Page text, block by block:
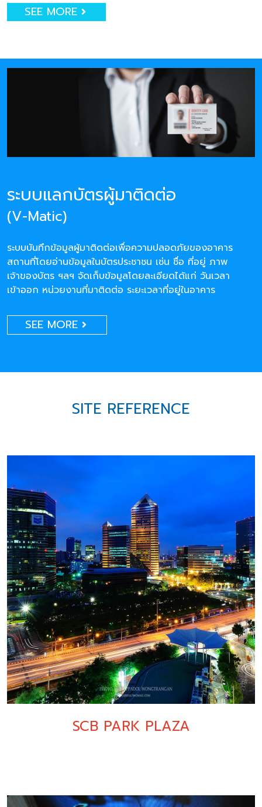
SEE MORE
ระบบแลกบัตรผู้มาติดต่อ
(V-Matic)
ระบบบันทึกข้อมูลผู้มาติดต่อเพื่อความปลอดภัยของอาคาร
สถานที่โดยอ่านข้อมูลในบัตรประชาชน เช่น ชื่อ ที่อยู่ ภาพ
เจ้าของบัตร ฯลฯ จัดเก็บข้อมูลโดยละเอียดได้แก่ วันเวลา
เข้าออก หน่วยงานที่มาติดต่อ ระยะเวลาที่อยู่ในอาคาร
SEE MORE
SITE REFERENCE
SCB PARK PLAZA